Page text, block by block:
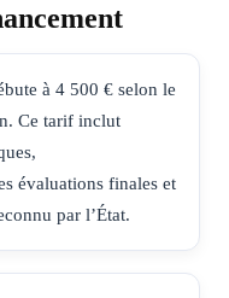
à 4 500 € selon le
Ce tarif inclut
évaluations finales et
par l’État.